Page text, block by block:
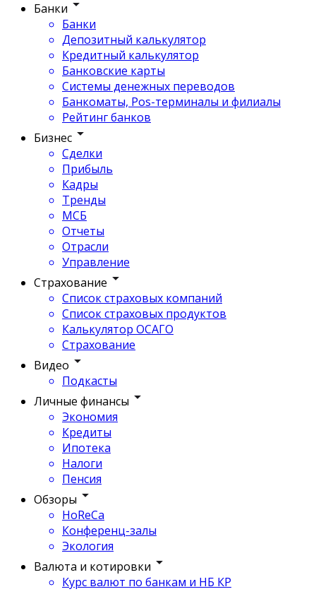
Банки
Банки
Депозитный калькулятор
Кредитный калькулятор
Банковские карты
Системы денежных переводов
Банкоматы, Pos-терминалы и филиалы
Рейтинг банков
Бизнес
Сделки
Прибыль
Кадры
Тренды
МСБ
Отчеты
Отрасли
Управление
Страхование
Список страховых компаний
Список страховых продуктов
Калькулятор ОСАГО
Страхование
Видео
Подкасты
Личные финансы
Экономия
Кредиты
Ипотека
Налоги
Пенсия
Обзоры
HoReCa
Конференц-залы
Экология
Валюта и котировки
Курс валют по банкам и НБ КР